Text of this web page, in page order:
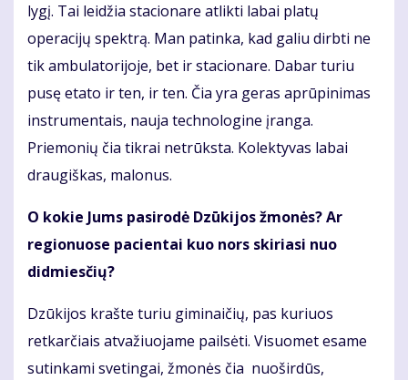
lygį. Tai leidžia stacionare atlikti labai platų
operacijų spektrą. Man patinka, kad galiu dirbti ne
tik ambulatorijoje, bet ir stacionare. Dabar turiu
pusę etato ir ten, ir ten. Čia yra geras aprūpinimas
instrumentais, nauja technologine įranga.
Priemonių čia tikrai netrūksta. Kolektyvas labai
draugiškas, malonus.
O kokie Jums pasirodė Dzūkijos žmonės? Ar
regionuose pacientai kuo nors skiriasi nuo
didmiesčių?
Dzūkijos krašte turiu giminaičių, pas kuriuos
retkarčiais atvažiuojame pailsėti. Visuomet esame
sutinkami svetingai, žmonės čia nuoširdūs,